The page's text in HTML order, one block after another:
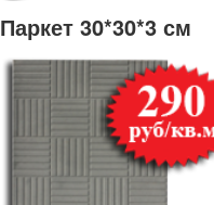
Паркет 30*30*3 см